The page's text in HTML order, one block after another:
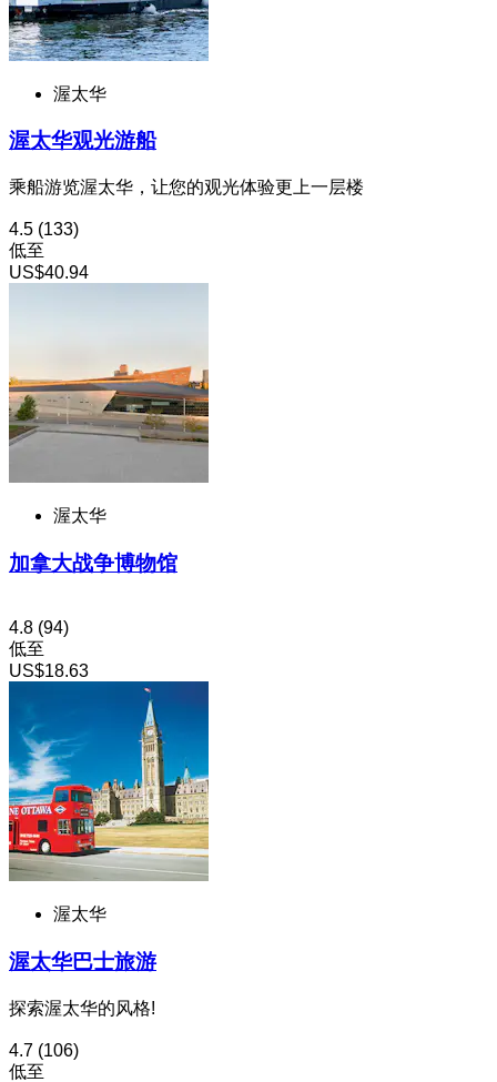
渥太华
渥太华观光游船
乘船游览渥太华，让您的观光体验更上一层楼
4.5 (133)
低至
US$40.94
渥太华
加拿大战争博物馆
4.8 (94)
低至
US$18.63
渥太华
渥太华巴士旅游
探索渥太华的风格!
4.7 (106)
低至